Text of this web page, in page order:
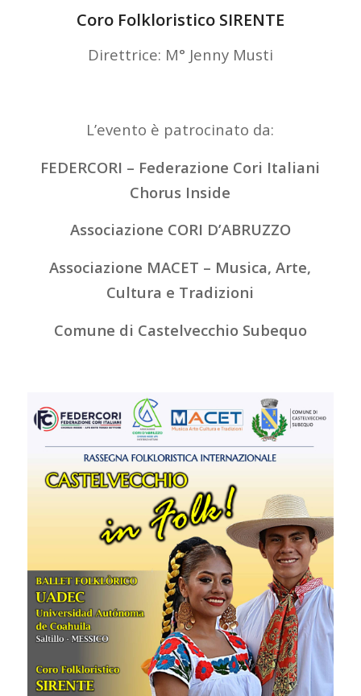
Coro Folkloristico SIRENTE
Direttrice: M° Jenny Musti
L’evento è patrocinato da:
FEDERCORI – Federazione Cori Italiani
Chorus Inside
Associazione CORI D’ABRUZZO
Associazione MACET – Musica, Arte,
Cultura e Tradizioni
Comune di Castelvecchio Subequo